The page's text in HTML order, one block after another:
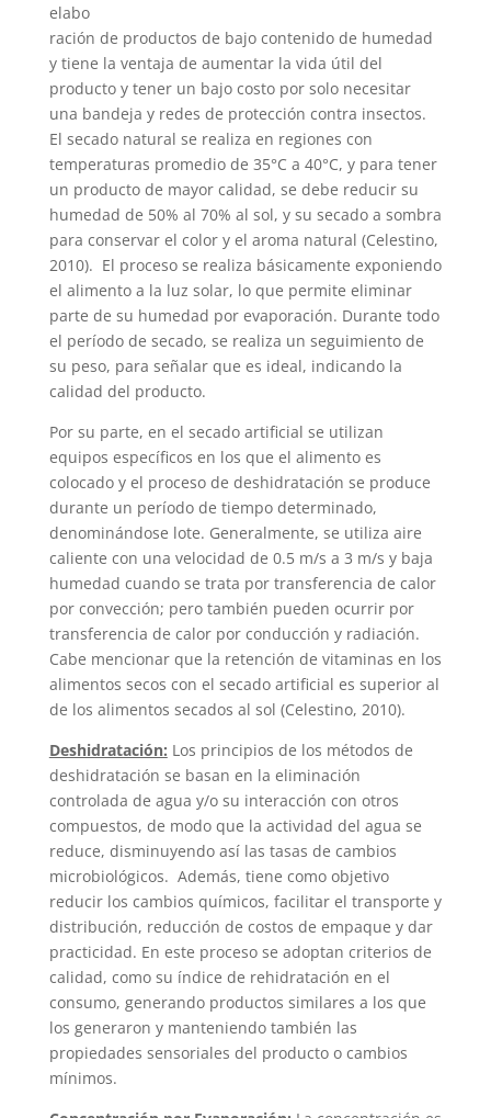
elabo
ración de productos de bajo contenido de humedad
y tiene la ventaja de aumentar la vida útil del
producto y tener un bajo costo por solo necesitar
una bandeja y redes de protección contra insectos.
El secado natural se realiza en regiones con
temperaturas promedio de 35°C a 40°C, y para tener
un producto de mayor calidad, se debe reducir su
humedad de 50% al 70% al sol, y su secado a sombra
para conservar el color y el aroma natural (Celestino,
2010). El proceso se realiza básicamente exponiendo
el alimento a la luz solar, lo que permite eliminar
parte de su humedad por evaporación. Durante todo
el período de secado, se realiza un seguimiento de
su peso, para señalar que es ideal, indicando la
calidad del producto.
Por su parte, en el secado artificial se utilizan
equipos específicos en los que el alimento es
colocado y el proceso de deshidratación se produce
durante un período de tiempo determinado,
denominándose lote. Generalmente, se utiliza aire
caliente con una velocidad de 0.5 m/s a 3 m/s y baja
humedad cuando se trata por transferencia de calor
por convección; pero también pueden ocurrir por
transferencia de calor por conducción y radiación.
Cabe mencionar que la retención de vitaminas en los
alimentos secos con el secado artificial es superior al
de los alimentos secados al sol (Celestino, 2010).
Deshidratación: Los principios de los métodos de
deshidratación se basan en la eliminación
controlada de agua y/o su interacción con otros
compuestos, de modo que la actividad del agua se
reduce, disminuyendo así las tasas de cambios
microbiológicos. Además, tiene como objetivo
reducir los cambios químicos, facilitar el transporte y
distribución, reducción de costos de empaque y dar
practicidad. En este proceso se adoptan criterios de
calidad, como su índice de rehidratación en el
consumo, generando productos similares a los que
los generaron y manteniendo también las
propiedades sensoriales del producto o cambios
mínimos.